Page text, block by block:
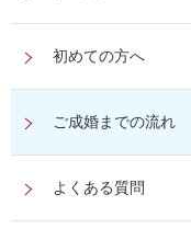
初めての方へ
ご成婚までの流れ
よくある質問